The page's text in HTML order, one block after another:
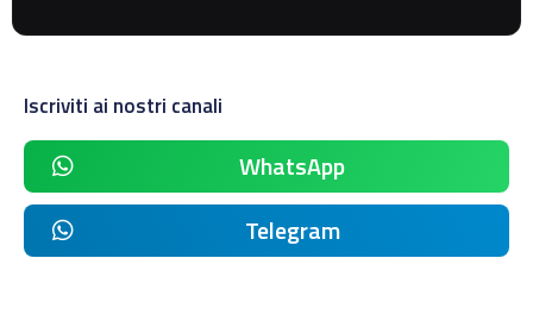
Iscriviti ai nostri canali
WhatsApp
Telegram